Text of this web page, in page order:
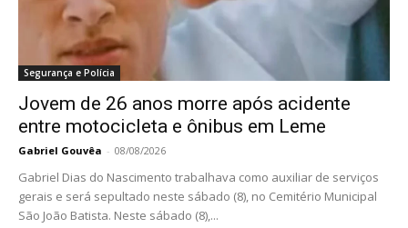
Segurança e Polícia
Jovem de 26 anos morre após acidente
entre motocicleta e ônibus em Leme
Gabriel Gouvêa - 08/08/2026
Gabriel Dias do Nascimento trabalhava como auxiliar de serviços
gerais e será sepultado neste sábado (8), no Cemitério Municipal
São João Batista. Neste sábado (8),...